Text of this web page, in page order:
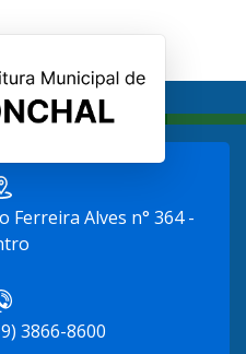
Ferreira Alves n° 364 -
3866-8600